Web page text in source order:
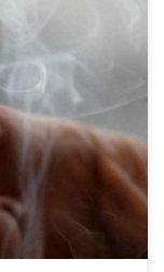
na ośrodkowy
percepcji,
strony układu
zaś we […]